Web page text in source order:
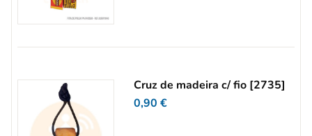
Cruz de madeira c/ fio [2735]
0,90€